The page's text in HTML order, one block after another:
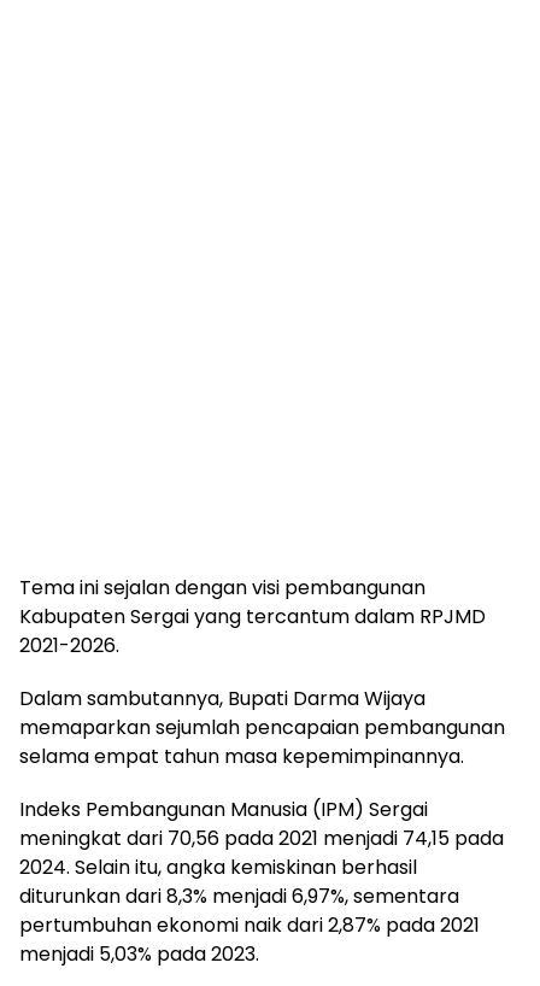
Tema ini sejalan dengan visi pembangunan
Kabupaten Sergai yang tercantum dalam RPJMD
2021-2026.
Dalam sambutannya, Bupati Darma Wijaya
memaparkan sejumlah pencapaian pembangunan
selama empat tahun masa kepemimpinannya.
Indeks Pembangunan Manusia (IPM) Sergai
meningkat dari 70,56 pada 2021 menjadi 74,15 pada
2024. Selain itu, angka kemiskinan berhasil
diturunkan dari 8,3% menjadi 6,97%, sementara
pertumbuhan ekonomi naik dari 2,87% pada 2021
menjadi 5,03% pada 2023.